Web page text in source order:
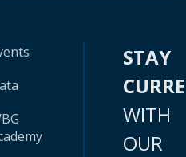
STAY
WITH
OUR